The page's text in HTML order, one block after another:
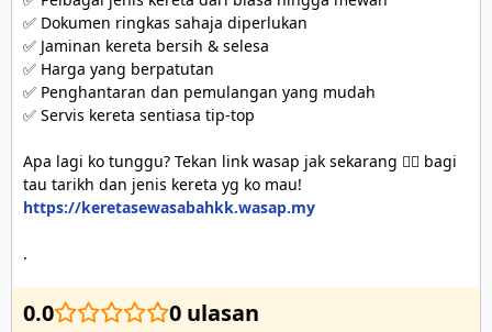
✅ Dokumen ringkas sahaja diperlukan
✅ Jaminan kereta bersih & selesa
✅ Harga yang berpatutan
✅ Penghantaran dan pemulangan yang mudah
✅ Servis kereta sentiasa tip-top
Apa lagi ko tunggu? Tekan link wasap jak sekarang 👇🏻 bagi
https://keretasewasabahkk.wasap.my
.
0.0 0 ulasan